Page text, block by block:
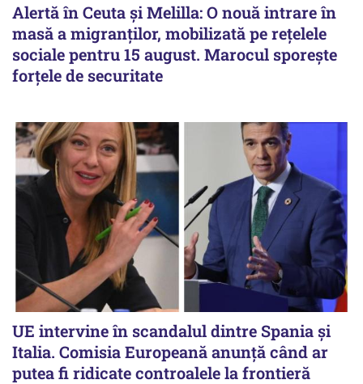
Alertă în Ceuta și Melilla: O nouă intrare în
masă a migranților, mobilizată pe rețelele
sociale pentru 15 august. Marocul sporește
forțele de securitate
UE intervine în scandalul dintre Spania și
Italia. Comisia Europeană anunță când ar
putea fi ridicate controalele la frontieră